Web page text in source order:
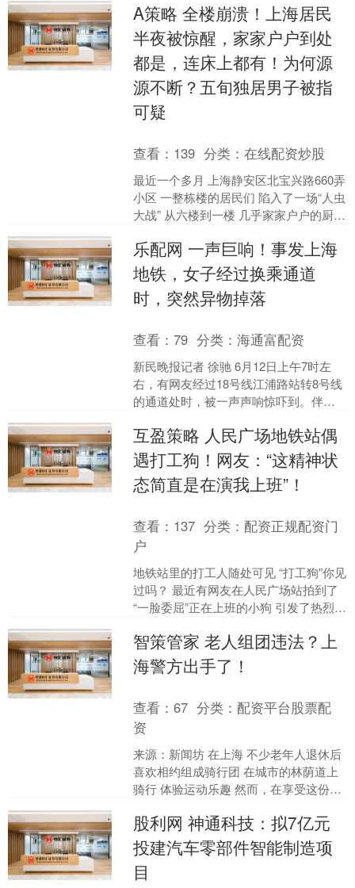
上推出跨境交割....
A策略 全楼崩溃！上海居民
半夜被惊醒，家家户户到处
都是，连床上都有！为何源
源不断？五旬独居男子被指
可疑
查看： 139 分类：在线配资炒股
最近一个多月 上海静安区北宝兴路660弄
小区 一整栋楼的居民们 陷入了一场“人虫
大战” 从六楼到一楼 几乎家家户户的厨
夜里....
乐配网 一声巨响！事发上海
地铁，女子经过换乘通道
时，突然异物掉落
查看：79 分类：海通富配资
新民晚报记者 徐驰 6月12日上午7时左
右，有网友经过18号线江浦路站转8号线
的通道处时，被一声声响惊吓到。伴随
后，地铁工作....
互盈策略 人民广场地铁站偶
遇打工狗！网友：“这精神状
态简直是在演我上班”！
查看： 137 分类：配资正规配资门
户
地铁站里的打工人随处可见 “打工狗”你见
过吗？ 最近有网友在人民广场站拍到了
“一脸委屈”正在上班的小狗 引发了热烈讨
着脑....
智策管家 老人组团违法？上
海警方出手了！
查看：67 分类：配资平台股票配
资
来源：新闻坊 在上海 不少老年人退休后
喜欢相约组成骑行团 在城市的林荫道上
骑行 体验运动乐趣 然而，在享受这份惬
公安分局....
股利网 神通科技：拟7亿元
投建汽车零部件智能制造项
目